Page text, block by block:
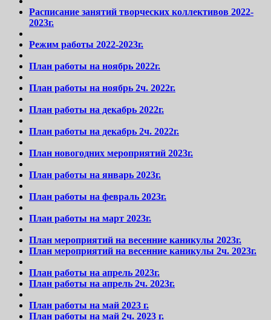
Расписание занятий творческих коллективов 2022-
2023г.
Режим работы 2022-2023г.
План работы на ноябрь 2022г.
План работы на ноябрь 2ч. 2022г.
План работы на декабрь 2022г.
План работы на декабрь 2ч. 2022г.
План новогодних мероприятий 2023г.
План работы на январь 2023г.
План работы на февраль 2023г.
План работы на март 2023г.
План мероприятий на весенние каникулы 2023г.
План мероприятий на весенние каникулы 2ч. 2023г.
План работы на апрель 2023г.
План работы на апрель 2ч. 2023г.
План работы на май 2023 г.
План работы на май 2ч. 2023 г.